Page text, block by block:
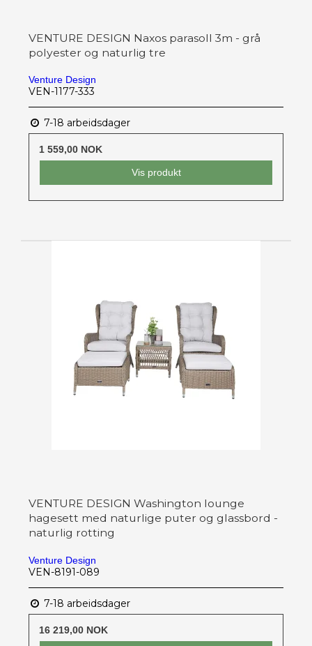
VENTURE DESIGN Naxos parasoll 3m - grå
polyester og naturlig tre
Venture Design
VEN-1177-333
7-18 arbeidsdager
1 559,00 NOK
Vis produkt
VENTURE DESIGN Washington lounge
hagesett med naturlige puter og glassbord -
naturlig rotting
Venture Design
VEN-8191-089
7-18 arbeidsdager
16 219,00 NOK